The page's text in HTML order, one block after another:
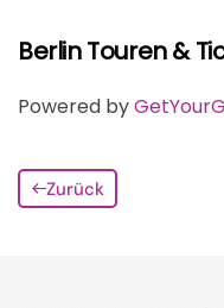
Berlin Touren &
Powered by
Zurück